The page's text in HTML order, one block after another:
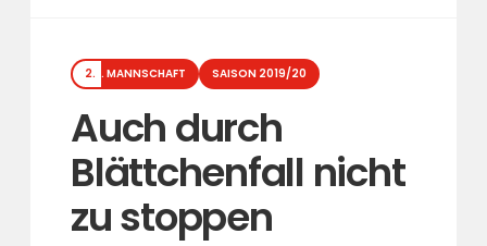
Sieg“
Kategorien
2. MANNSCHAFT SAISON 2019/20
Auch durch
Blättchenfall nicht
zu stoppen